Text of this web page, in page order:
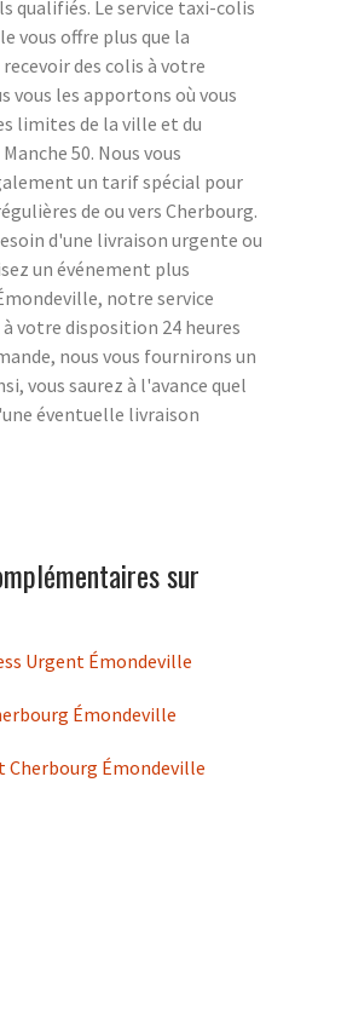
qualifiés. Le service taxi-colis
vous offre plus que la
des colis à votre
vous les apportons où vous
limites de la ville et du
50. Nous vous
un tarif spécial pour
de ou vers Cherbourg.
d'une livraison urgente ou
un événement plus
notre service
votre disposition 24 heures
nous vous fournirons un
vous saurez à l'avance quel
éventuelle livraison
sur
Urgent Émondeville
Émondeville
Cherbourg Émondeville